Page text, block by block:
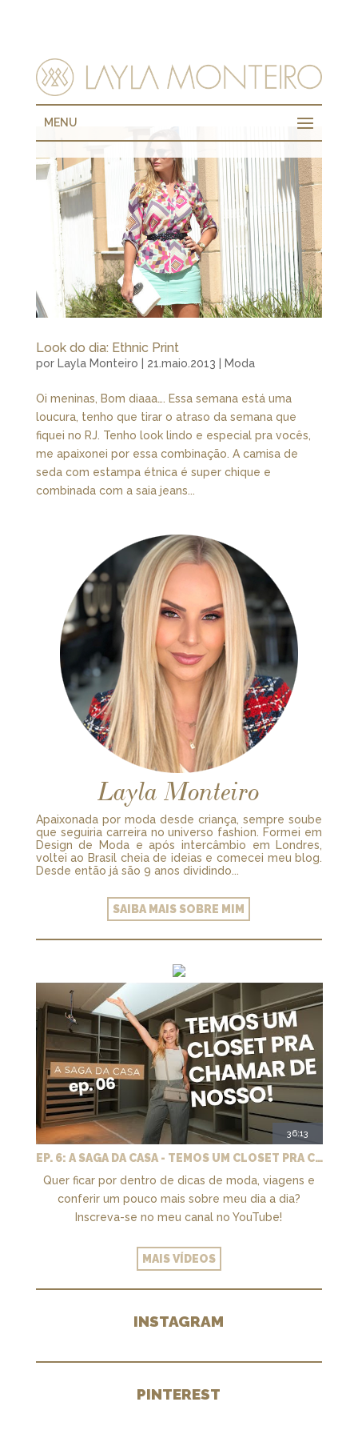
MENU
Look do dia: Ethnic Print
por Layla Monteiro 21.maio.2013 Moda
Oi meninas, Bom diaaa…. Essa semana está uma
loucura, tenho que tirar o atraso da semana que
fiquei no RJ. Tenho look lindo e especial pra vocês,
me apaixonei por essa combinação. A camisa de
seda com estampa étnica é super chique e
combinada com a saia jeans...
Layla Monteiro
Apaixonada por moda desde criança, sempre soube
que seguiria carreira no universo fashion. Formei em
Design de Moda e após intercâmbio em Londres,
voltei ao Brasil cheia de ideias e comecei meu blog.
Desde então já são 9 anos dividindo...
SAIBA MAIS SOBRE MIM
36:13
EP. 6: A SAGA DA CASA - TEMOS UM CLOSET PRA CHAMAR DE NOSSO + MARCENARIA E PAISAGISMO
Quer ficar por dentro de dicas de moda, viagens e
conferir um pouco mais sobre meu dia a dia?
Inscreva-se no meu canal no YouTube!
MAIS VÍDEOS
INSTAGRAM
PINTEREST